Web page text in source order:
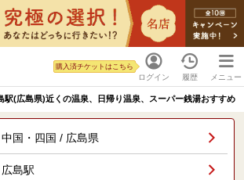
ログイン
購入済チケットはこちら
履歴 メニュー
駅(広島県)近くの温泉、日帰り温泉、スーパー銭湯おすすめ
中国・四国 / 広島県
広島駅